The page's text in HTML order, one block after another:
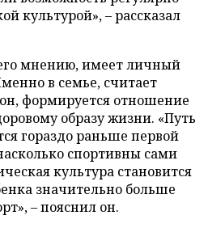
культурой», – рассказал
мнению, имеет личный
в семье, считает
формируется отношение
образу жизни. «Путь
гораздо раньше первой
спортивны сами
культура становится
значительно больше
– пояснил он.